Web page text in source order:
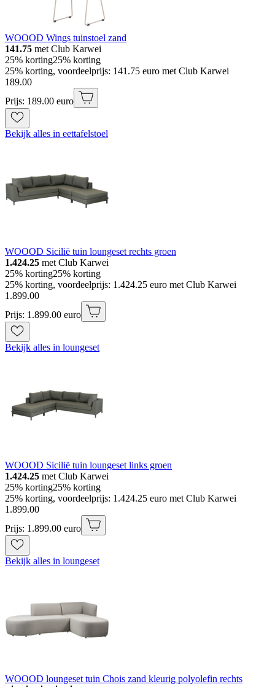
WOOOD Wings tuinstoel zand
141.75 met Club Karwei
25% korting25% korting
25% korting, voordeelprijs: 141.75 euro met Club Karwei
189.00
Prijs: 189.00 euro
Bekijk alles in eettafelstoel
WOOOD Sicilië tuin loungeset rechts groen
1.424.25 met Club Karwei
25% korting25% korting
25% korting, voordeelprijs: 1.424.25 euro met Club Karwei
1 .899.00
Prijs: 1.899.00 euro
Bekijk alles in loungeset
WOOOD Sicilië tuin loungeset links groen
1.424.25 met Club Karwei
25% korting25% korting
25% korting, voordeelprijs: 1.424.25 euro met Club Karwei
1 .899.00
Prijs: 1.899.00 euro
Bekijk alles in loungeset
WOOOD loungeset tuin Chois zand kleurig polyolefin rechts